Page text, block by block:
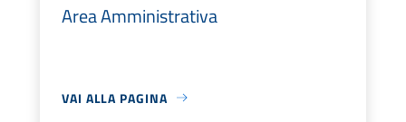
Area Amministrativa
VAI ALLA PAGINA